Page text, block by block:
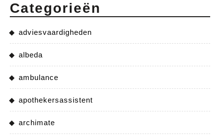
Categorieën
adviesvaardigheden
albeda
ambulance
apothekersassistent
archimate